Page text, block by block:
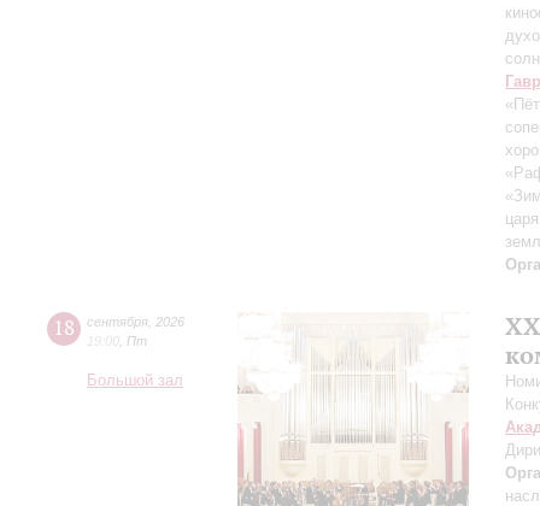
18 сентября 2026
19:00 Пт
Большой зал